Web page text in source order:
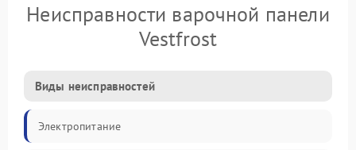
Неисправности варочной панели
Vestfrost
Виды неисправностей
Электропитание